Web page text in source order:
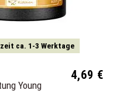
ca. 1-3 Werktage
Young
4,69 €